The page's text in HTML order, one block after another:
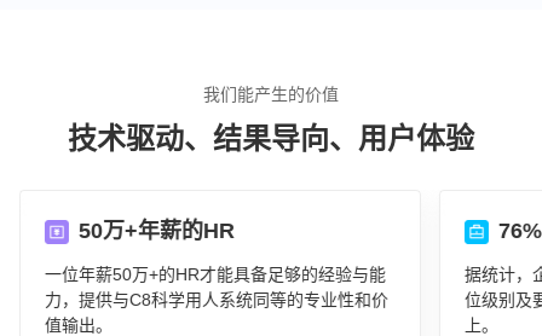
我们能产生的价值
技术驱动、结果导向、用户体验
50万+年薪的HR
一位年薪50万+的HR才能具备足够的经验与能
力，提供与C8科学用人系统同等的专业性和价
值输出。
据统计，
位级别及
上。